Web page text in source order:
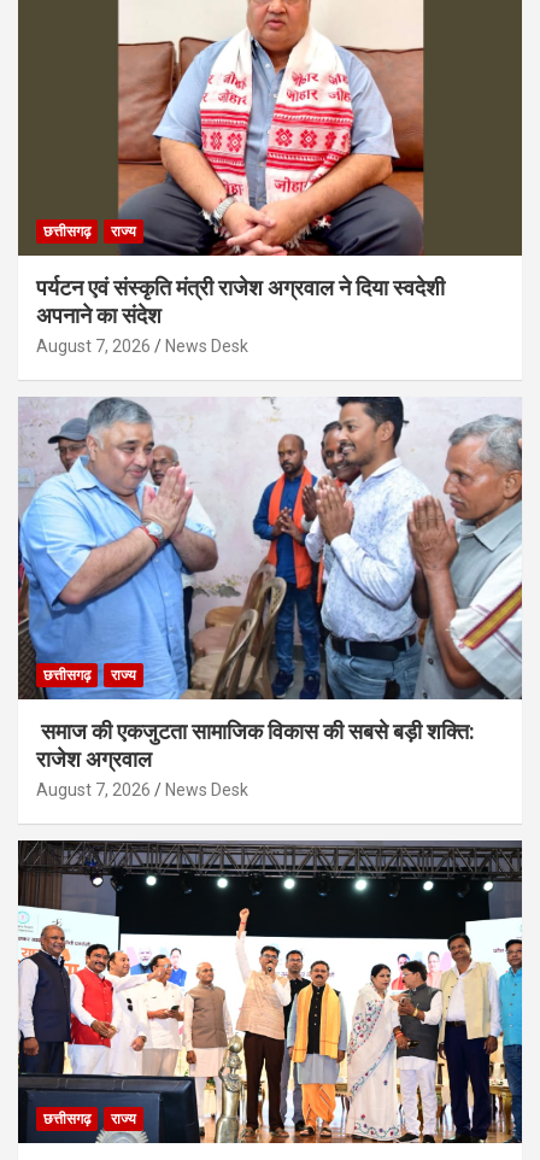
छत्तीसगढ़ राज्य
पर्यटन एवं संस्कृति मंत्री राजेश अग्रवाल ने दिया स्वदेशी
अपनाने का संदेश
August 7, 2026 News Desk
छत्तीसगढ़ राज्य
समाज की एकजुटता सामाजिक विकास की सबसे बड़ी शक्ति:
राजेश अग्रवाल
August 7, 2026 News Desk
छत्तीसगढ़ राज्य